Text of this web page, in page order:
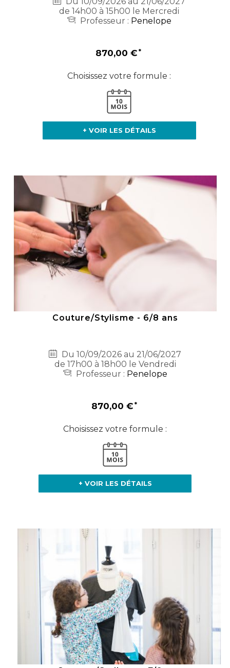
de 14h00 à 15h00 le Mercredi
Professeur : Penelope
870,00 €
Choisissez votre formule :
+ VOIR LES DÉTAILS
Couture/Stylisme - 6/8 ans
Du 10/09/2026 au 21/06/2027
de 17h00 à 18h00 le Vendredi
Professeur : Penelope
870,00 €
Choisissez votre formule :
+ VOIR LES DÉTAILS